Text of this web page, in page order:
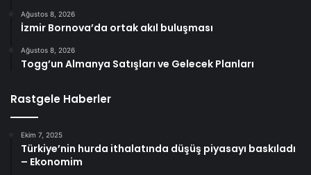
Ağustos 8, 2026
İzmir Bornova’da ortak akıl buluşması
Ağustos 8, 2026
Togg’un Almanya Satışları ve Gelecek Planları
Rastgele Haberler
Ekim 7, 2025
Türkiye’nin hurda ithalatında düşüş piyasayı baskıladı
– Ekonomim